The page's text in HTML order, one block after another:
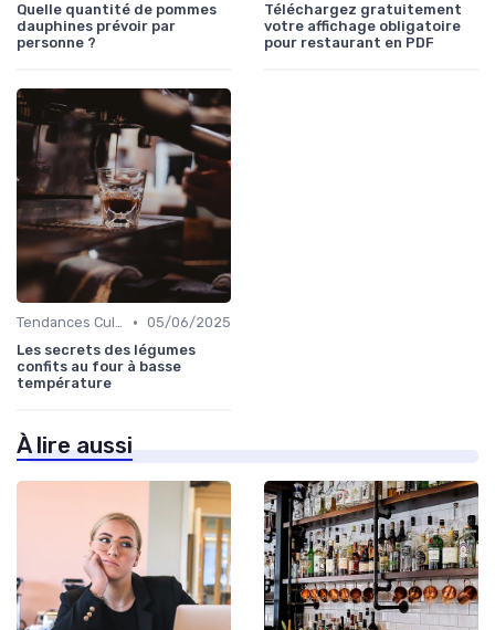
Quelle quantité de pommes
dauphines prévoir par
personne ?
Téléchargez gratuitement
votre affichage obligatoire
pour restaurant en PDF
Tendances Culinaire • 05/06/2025
Les secrets des légumes
confits au four à basse
température
À lire aussi